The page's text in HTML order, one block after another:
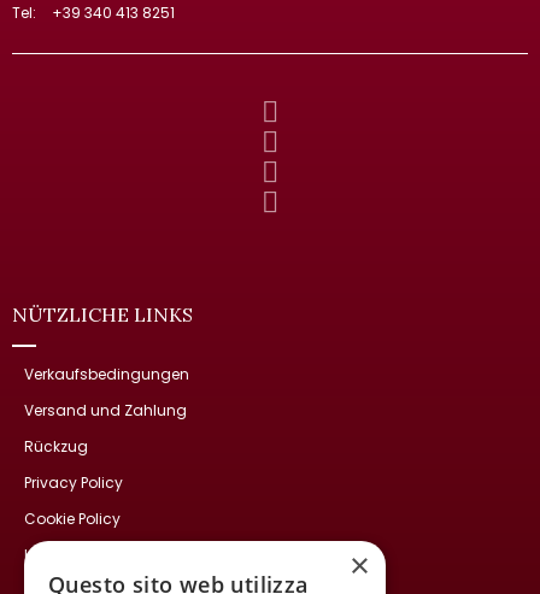
Tel:
+39 340 413 8251
NÜTZLICHE LINKS
Verkaufsbedingungen
Versand und Zahlung
Rückzug
Privacy Policy
Cookie Policy
Kontakte
×
Questo sito web utilizza